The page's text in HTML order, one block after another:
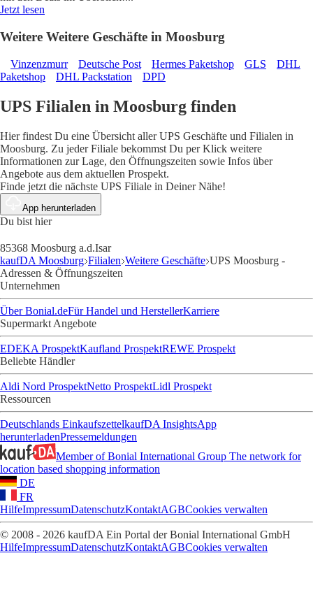
Jetzt lesen
Weitere Weitere Geschäfte in Moosburg
Vinzenzmurr Deutsche Post Hermes Paketshop GLS
DHL
Paketshop
DHL Packstation DPD
UPS Filialen in Moosburg finden
Hier findest Du eine Übersicht aller UPS Geschäfte und Filialen in
Moosburg. Zu jeder Filiale bekommst Du per Klick weitere
Informationen zur Lage, den Öffnungszeiten sowie Infos über
Angebote aus dem aktuellen Prospekt.
Finde jetzt die nächste UPS Filiale in Deiner Nähe!
App herunterladen
Du bist hier
85368 Moosburg a.d.Isar
kaufDA Moosburg Filialen Weitere Geschäfte UPS Moosburg -
Adressen & Öffnungszeiten
Unternehmen
Über Bonial.deFür Handel und HerstellerKarriere
Supermarkt Angebote
EDEKA ProspektKaufland ProspektREWE Prospekt
Beliebte Händler
Aldi Nord ProspektNetto ProspektLidl Prospekt
Ressourcen
Deutschlands EinkaufszettelkaufDA InsightsApp
herunterladenPressemeldungen
Member of Bonial International Group The network for
location based shopping information
DE
FR
HilfeImpressumDatenschutzKontaktAGBCookies verwalten
© 2008 - 2026 kaufDA Ein Portal der Bonial International GmbH
HilfeImpressumDatenschutzKontaktAGBCookies verwalten